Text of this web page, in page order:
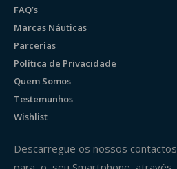
FAQ’s
Marcas Náuticas
Parcerias
Política de Privacidade
Quem Somos
Testemunhos
Wishlist
Descarregue os nossos contactos